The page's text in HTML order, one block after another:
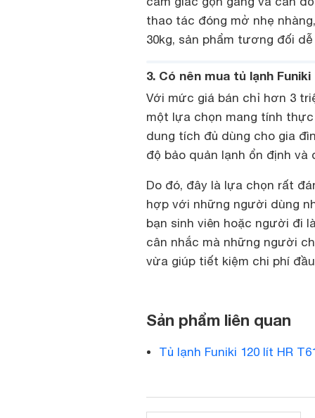
thao tác đóng mở nhẹ
30kg, sản phẩm tương đối
3. Có nên mua tủ lạnh Funiki
Với mức giá bán chỉ hơn 3
một lựa chọn mang tính
dung tích đủ dùng cho gia
độ bảo quản lạnh ổn định
Do đó, đây là lựa chọn rất
hợp với những người dùng
bạn sinh viên hoặc người đi
cân nhắc mà những người
vừa giúp tiết kiệm chi phí
Sản phẩm liên quan
Tủ lạnh Funiki 120 lít HR